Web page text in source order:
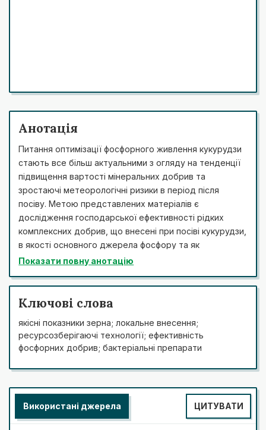
Анотація
Питання оптимізації фосфорного живлення кукурудзи
стають все більш актуальними з огляду на тенденції
підвищення вартості мінеральних добрив та
зростаючі метеорологічні ризики в період після
посіву. Метою представлених матеріалів є
дослідження господарської ефективності рідких
комплексних добрив, що внесені при посіві кукурудзи,
в якості основного джерела фосфору та як
додаткового елемента в складі системи живлення.
польовий дослід, схема якого включала варіанти
окремого внесення РКД, окремого внесення
застосування РКД та гранульованого добрива, а
також бакових сумішей РКД із цинком та
бактеріальним продуктом на основі Pseudomonas
fluorenses. Встановлено, що застосування РКД при
фосфором, та, як результат, – закладці більш
продуктивного качана. При цьому використання в
якості джерела живлення виключно РКД у дозах до
Показати повну анотацію
Ключові слова
якісні показники зерна; локальне внесення;
ресурсозберігаючі технології; ефективність
фосфорних добрив; бактеріальні препарати
Використані джерела ЦИТУВАТИ